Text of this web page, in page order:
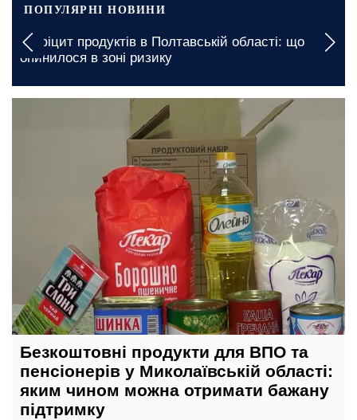
ПОПУЛЯРНІ НОВИНИ
Дефіцит продуктів в Полтавській області: що
опинилося в зоні ризику
Безкоштовні продукти для ВПО та
пенсіонерів у Миколаївській області:
яким чином можна отримати бажану
підтримку